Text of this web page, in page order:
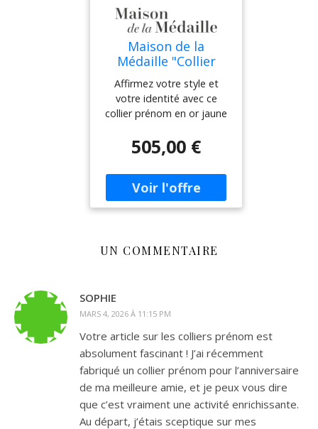
Maison de la
Médaille "Collier
prénom ""anglaise""
- Or jaune 18ct"
Affirmez votre style et
votre identité avec ce
collier prénom en or jaune
personnalisable. Finement
découpé dans un or
éthique recyclé, ce bijou
sur mesure affiche avec
élégance le prénom de
raffinée.Idéal pour offrir un
505,00 €
UN COMMENTAIRE
SOPHIE
MARS 4, 2026 À 11:15 PM
Votre article sur les colliers prénom est
absolument fascinant ! J’ai récemment
fabriqué un collier prénom pour l’anniversaire
de ma meilleure amie, et je peux vous dire
que c’est vraiment une activité enrichissante.
Au départ, j’étais sceptique sur mes